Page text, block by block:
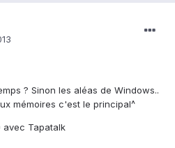
? Sinon les aléas de Windows..
mémoires c'est le principal^
avec Tapatalk